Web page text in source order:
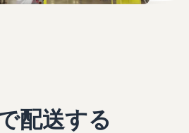
配送する